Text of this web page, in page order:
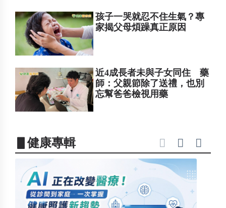
孩子一哭就忍不住生氣？專
家揭父母煩躁真正原因
近4成長者未與子女同住 藥
師：父親節除了送禮，也別
忘幫爸爸檢視用藥
▋健康專輯